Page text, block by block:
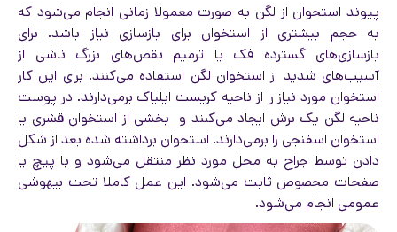
پیوند استخوان از لگن به صورت معمولا زمانی انجام می‌شود که
به حجم بیشتری از استخوان برای بازسازی نیاز باشد. برای
بازسازی‌های گسترده فک یا ترمیم نقص‌های بزرگ ناشی از
آسیب‌های شدید از استخوان لگن استفاده می‌کنند. برای این کار
استخوان مورد نیاز را از ناحیه کریست ایلیاک برمی‌دارند. در پوست
ناحیه لگن یک برش ایجاد می‌کنند و بخشی از استخوان قشری یا
استخوان اسفنجی را برمی‌دارند. استخوان برداشته شده بعد از شکل
دادن توسط جراح به محل مورد نظر منتقل می‌شود و با پیچ یا
صفحات مخصوص ثابت می‌شود. این عمل کاملا تحت بیهوشی
عمومی انجام می‌شود.